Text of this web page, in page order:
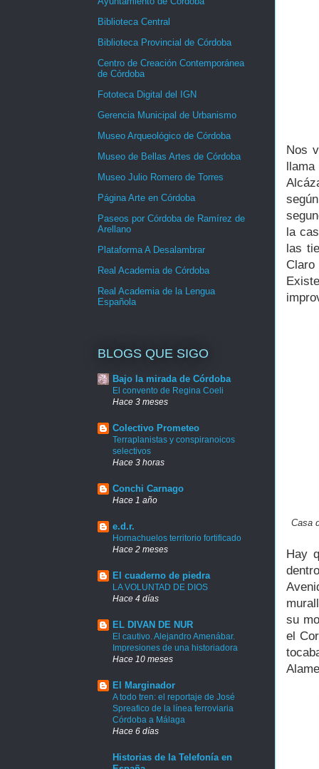
Nos
la
las
Casa
Hay
su
el
Biblioteca Central
Biblioteca Provincial de Córdoba
Centro de Creación Contemporánea
de Córdoba
Fototeca Digital del IGN
Gerencia Municipal de Urbanismo
Museo Arqueológico de Córdoba
Museo de Bellas Artes de Córdoba
Museo Julio Romero de Torres
Página Arte en Córdoba
Paseos por Córdoba de Ramírez de
Arellano
Plataforma A Desalambrar
Real Academia de Córdoba
Real Academia de la Lengua
Española
BLOGS QUE SIGO
Bajo la mirada de Córdoba
El convento de Regina Coeli
Hace 3 meses
Colectivo Prometeo
Terraplanistas y conspiranoicos
selectivos
Hace 3 horas
Conchi Carnago
Hace 1 año
e.d.r.
Hornachuelos territorio fortificado
Hace 2 meses
El cuaderno de piedra
LA VOLUNTAD DE DIOS
Hace 4 días
EL DIVAN DE NUR
El cautivo. Alejandro Amenábar.
Impresiones de una historiadora
Hace 10 meses
El Marginador
A todo tren: el reportaje de José
Spreafico de la línea ferroviaria
Córdoba a Málaga
Hace 6 días
Historias de la Telefonía en